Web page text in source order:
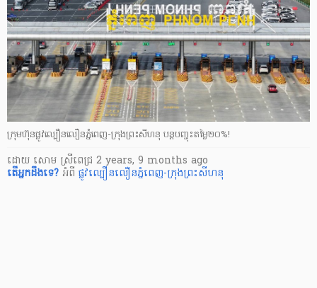
ក្រុមហ៊ុនផ្លូវល្បឿនលឿនភ្នំពេញ-ក្រុងព្រះសីហនុ បន្ដបញ្ចុះតម្លៃ២០%!
ដោយ សោម ស្រីពេជ្រ 2 years, 9 months ago
តើ​អ្នក​ដឹងទេ? អំពី ផ្លូវល្បឿនលឿនភ្នំពេញ-ក្រុងព្រះសីហនុ